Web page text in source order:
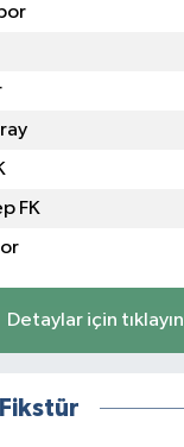
FK
Detaylar için tıklayın